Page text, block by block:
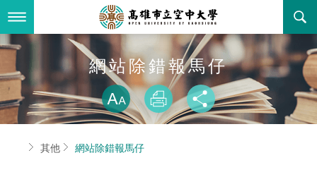
到
要
內最新消息
全部公告
教務公告
學系公告
關於本校
空大簡介
立案證明
本校位置
行政單位
行政單位簡介
學術單位
網站除錯報馬仔
略過字型切
放大
列印 分享
首頁其他 網站除錯報馬仔